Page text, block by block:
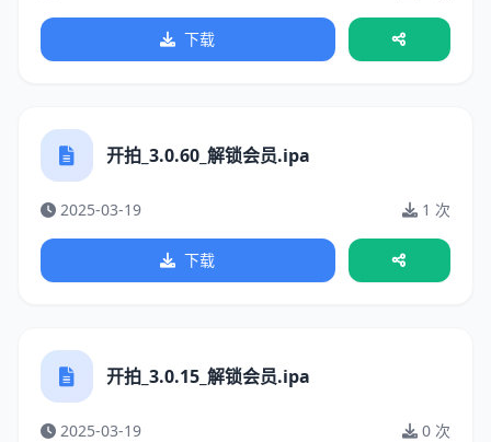
下载
开拍_3.0.60_解锁会员.ipa
2025-03-19 1 次
下载
开拍_3.0.15_解锁会员.ipa
2025-03-19 0 次